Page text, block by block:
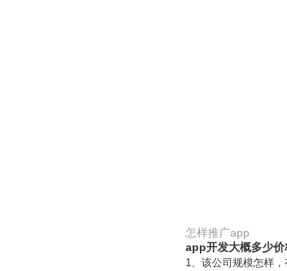
怎样推广app
app开发大概多少价
1、该公司规模怎样